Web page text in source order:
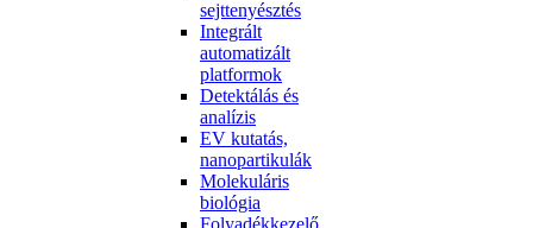
sejttenyésztés
Integrált
automatizált
platformok
Detektálás és
analízis
EV kutatás,
nanopartikulák
Molekuláris
biológia
Folyadékkezelő